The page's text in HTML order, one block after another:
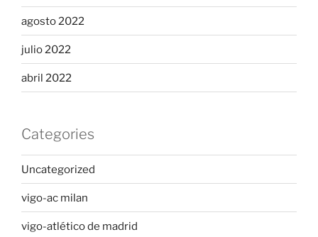
agosto 2022
julio 2022
abril 2022
Categories
Uncategorized
vigo-ac milan
vigo-atlético de madrid